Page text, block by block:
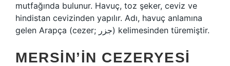
mutfağında bulunur. Havuç, toz şeker, ceviz ve
hindistan cevizinden yapılır. Adı, havuç anlamına
gelen Arapça (cezer; جزر) kelimesinden türemiştir.
MERSIN’IN CEZERYESI